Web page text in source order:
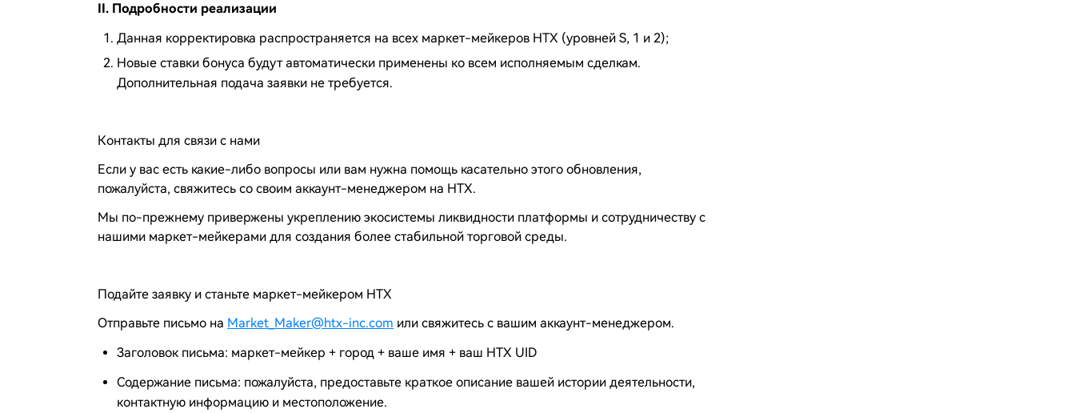
II. Подробности реализации
Данная корректировка распространяется на всех маркет-мейкеров HTX (уровней S, 1 и 2);
Новые ставки бонуса будут автоматически применены ко всем исполняемым сделкам.
Дополнительная подача заявки не требуется.
Контакты для связи с нами
Если у вас есть какие-либо вопросы или вам нужна помощь касательно этого обновления,
пожалуйста, свяжитесь со своим аккаунт-менеджером на HTX.
Мы по-прежнему привержены укреплению экосистемы ликвидности платформы и сотрудничеству с
нашими маркет-мейкерами для создания более стабильной торговой среды.
Подайте заявку и станьте маркет-мейкером HTX
Отправьте письмо на Market_Maker@htx-inc.com или свяжитесь с вашим аккаунт-менеджером.
Заголовок письма: маркет-мейкер + город + ваше имя + ваш HTX UID
Содержание письма: пожалуйста, предоставьте краткое описание вашей истории деятельности,
контактную информацию и местоположение.